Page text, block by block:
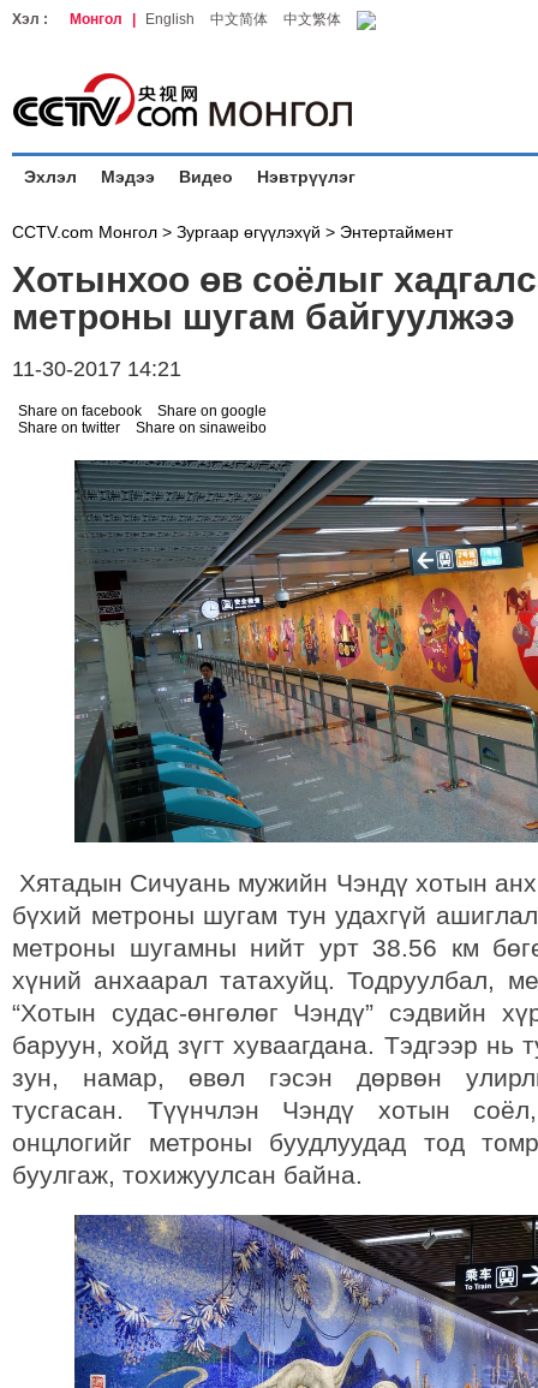
Хэл : Монгол English 中文简体 中文繁体
Эхлэл Мэдээ Видео Нэвтрүүлэг
CCTV.com Монгол > Зургаар өгүүлэхүй > Энтертаймент
Хотынхоо өв соёлыг
метроны шугам байгуулжээ
11-30-2017 14:21
Share on facebook
Share on google
Share on twitter
Share on sinaweibo
Хятадын Сичуань мужийн Чэндү хотын
бүхий метроны шугам тун удахгүй
метроны шугамны нийт урт 38.56 км
хүний анхаарал татахуйц. Тодруулбал,
“Хотын судас-өнгөлөг Чэндү” сэдвийн
баруун, хойд зүгт хуваагдана. Тэдгээр нь
зун, намар, өвөл гэсэн дөрвөн
тусгасан. Түүнчлэн Чэндү хотын
онцлогийг метроны буудлуудад тод
буулгаж, тохижуулсан байна.